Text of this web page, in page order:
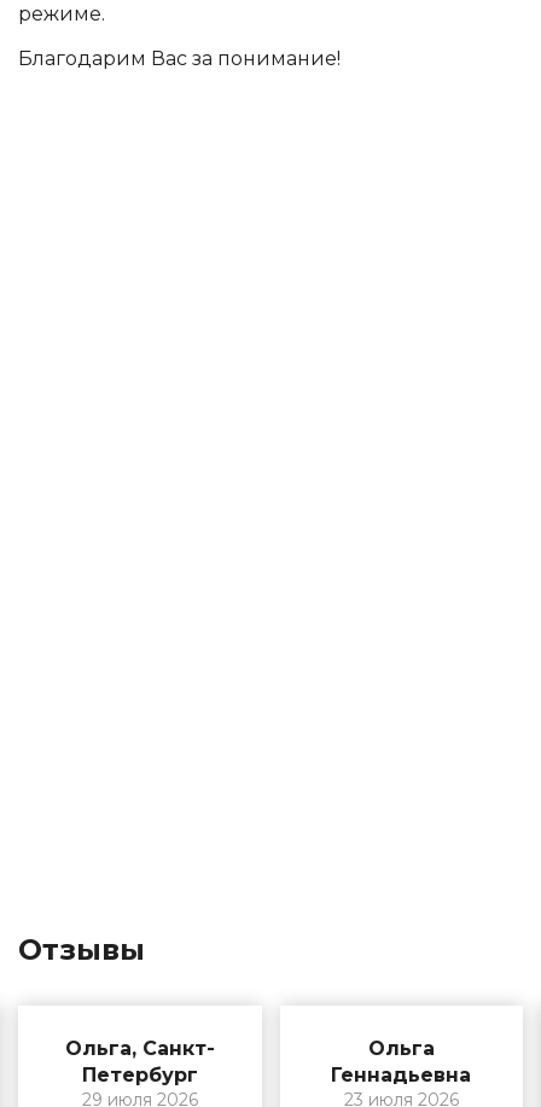
режиме.
Благодарим Вас за понимание!
Отзывы
Ольга, Санкт-
Петербург
29 июля 2026
Ольга
Геннадьевна
23 июля 2026